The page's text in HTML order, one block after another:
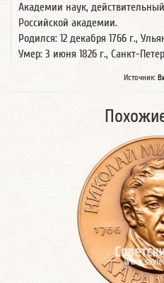
Академии наук,
Российской академии.
Родился: 12 декабря 1766 г.,
Умер: 3 июня 1826 г., Санкт-
Источник: